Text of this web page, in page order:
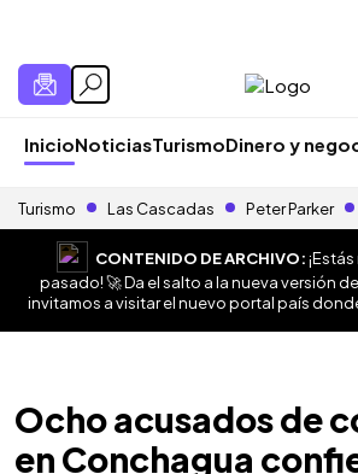
InicioNoticiasTurismoDinero y
Turismo Las Cascadas Peter Parker
CONTENIDO DE ARCHIVO:
pasado! 🚀 Da el salto a la nueva versión de
invitamos a visitar el nuevo portal país
Ocho acusados de
en Conchagua